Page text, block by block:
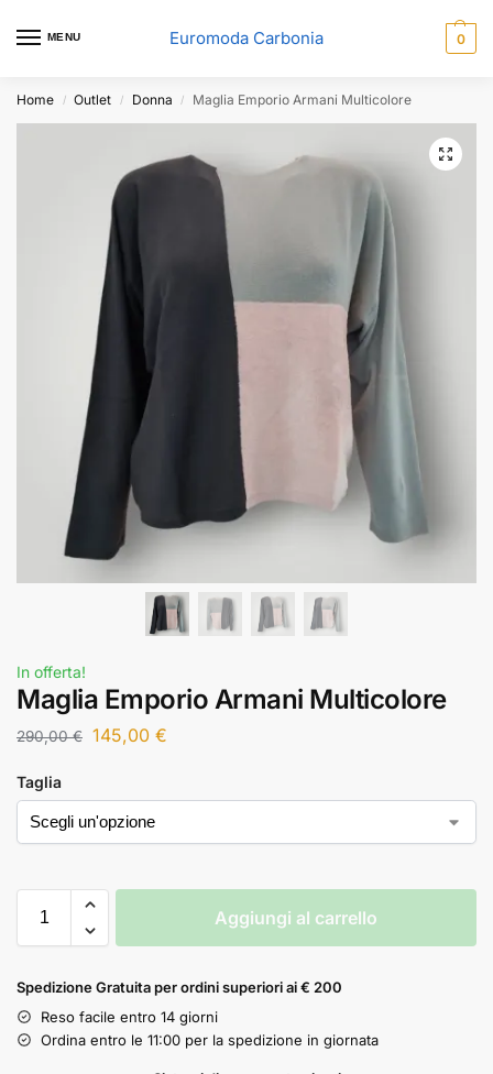
MENU Euromoda Carbonia 0
Home / Outlet / Donna / Maglia Emporio Armani Multicolore
In offerta!
Maglia Emporio Armani Multicolore
290,00€ 145,00 €
Taglia
Aggiungi al carrello
Spedizione Gratuita per ordini superiori ai € 200
Reso facile entro 14 giorni
Ordina entro le 11:00 per la spedizione in giornata